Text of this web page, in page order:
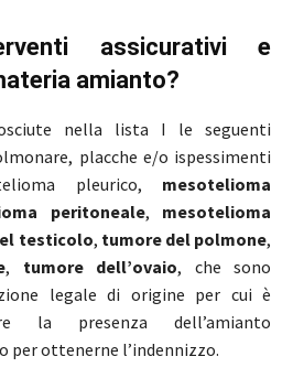
assicurativi e
amianto?
nella lista I le seguenti
placche e/o ispessimenti
pleurico, mesotelioma
peritoneale, mesotelioma
testicolo, tumore del polmone,
, tumore dell’ovaio, che sono
legale di origine per cui è
la presenza dell’amianto
per ottenerne l’indennizzo.